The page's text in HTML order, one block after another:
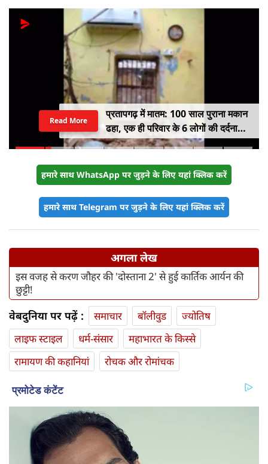
प्रतापगढ़ में मातम: 100 साल पुराना मकान
ढहा, एक ही परिवार के 6 लोगों की दर्दनाक
मौत
Read More
हमारे साथ WhatsApp पर जुड़ने के लिए यहां क्लिक करें
हमारे साथ Telegram पर जुड़ने के लिए यहां क्लिक करें
अगला लेख
इस वजह से करण जौहर की 'दोस्ताना 2' से हुई कार्तिक आर्यन की
छुट्टी!
वेबदुनिया पर पढ़ें : समाचार बॉलीवुड
ज्योतिष
लाइफ स्‍टाइल
धर्म-संसार
महाभारत के किस्से
रामायण की कहानियां
रोचक और रोमांचक